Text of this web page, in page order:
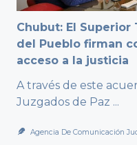
Chubut: El
del Pueblo firman
acceso a la justicia
A través de este
Juzgados de Paz ...
Agencia De Comunicación